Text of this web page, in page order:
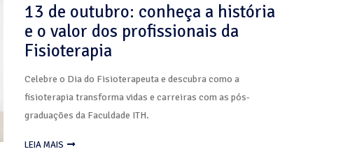
13 de outubro: conheça a história
e o valor dos profissionais da
Fisioterapia
Celebre o Dia do Fisioterapeuta e descubra como a
fisioterapia transforma vidas e carreiras com as pós-
graduações da Faculdade ITH.
LEIA MAIS